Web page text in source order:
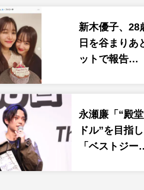
新木優子、28
日を谷まりあ
ットで報告…
永瀬廉「“殿
ドル”を目指
「ベストジ